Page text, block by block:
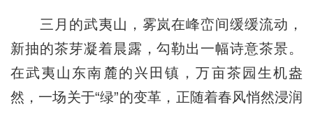
三月的武夷山，雾岚在峰峦间缓缓流动，
新抽的茶芽凝着晨露，勾勒出一幅诗意茶景。
在武夷山东南麓的兴田镇，万亩茶园生机盎
然，一场关于“绿”的变革，正随着春风悄然浸润